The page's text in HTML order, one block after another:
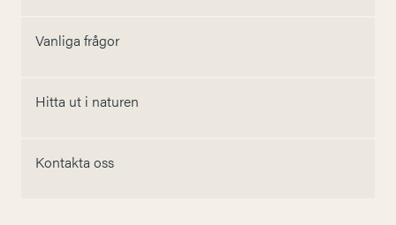
Vanliga frågor
Hitta ut i naturen
Kontakta oss